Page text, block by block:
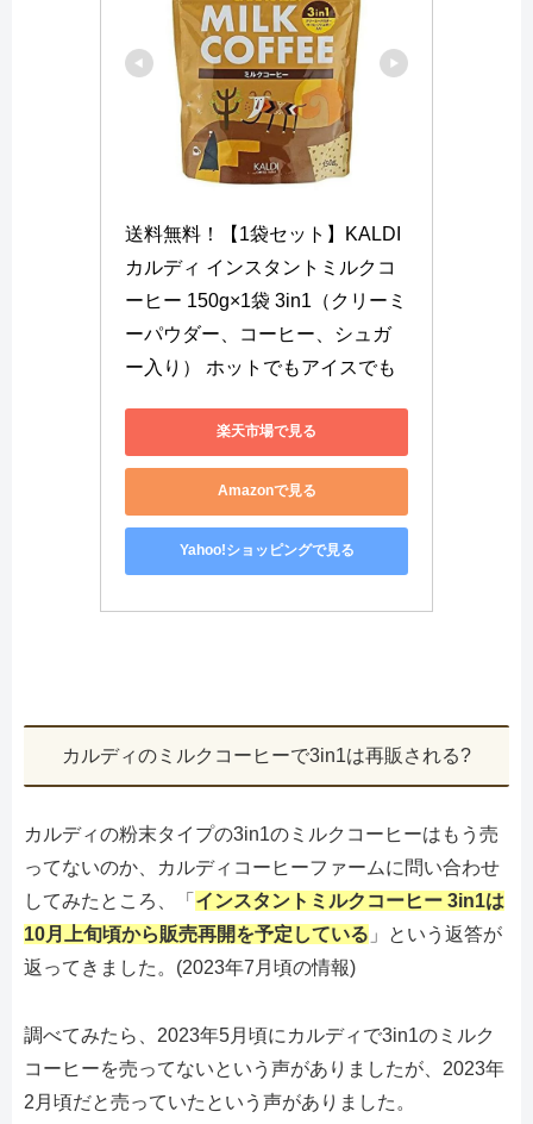
送料無料！【1袋セット】KALDI
カルディ インスタントミルクコ
ーヒー 150g×1袋 3in1（クリーミ
ーパウダー、コーヒー、シュガ
ー入り） ホットでもアイスでも
楽天市場で見る
Amazonで見る
Yahoo!ショッピングで見る
カルディのミルクコーヒーで3in1は再販される?
カルディの粉末タイプの3in1のミルクコーヒーはもう売
ってないのか、カルディコーヒーファームに問い合わせ
してみたところ、「 インスタントミルクコーヒー 3in1は
10月上旬頃から販売再開を予定している 」という返答が
返ってきました。(2023年7月頃の情報)
調べてみたら、2023年5月頃にカルディで3in1のミルク
コーヒーを売ってないという声がありましたが、2023年
2月頃だと売っていたという声がありました。